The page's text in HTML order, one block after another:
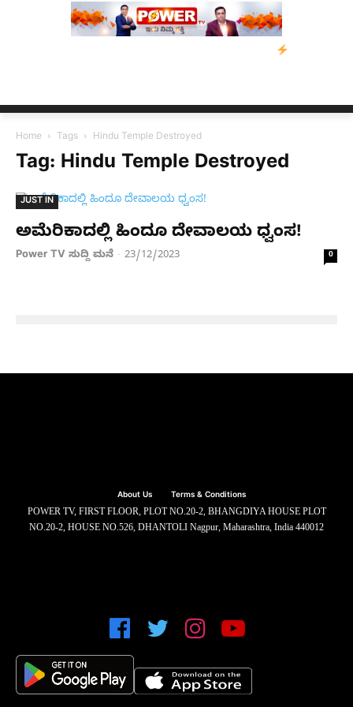
ನ್ಯೂಸ್
Home Tags Hindu Temple Destroyed
Tag: Hindu Temple Destroyed
JUST IN
ಅಮೆರಿಕಾದಲ್ಲಿ ಹಿಂದೂ ದೇವಾಲಯ ಧ್ವಂಸ!
Power TV ಸುದ್ದಿ ಮನೆ - 23/12/2023 0
About Us Terms & Conditions
POWER TV, FIRST FLOOR, PLOT NO.20-2, BHANGDIYA HOUSE PLOT
NO.20-2, HOUSE NO.526, DHANTOLI Nagpur, Maharashtra, India 440012